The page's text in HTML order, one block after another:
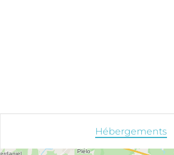
Hébergements